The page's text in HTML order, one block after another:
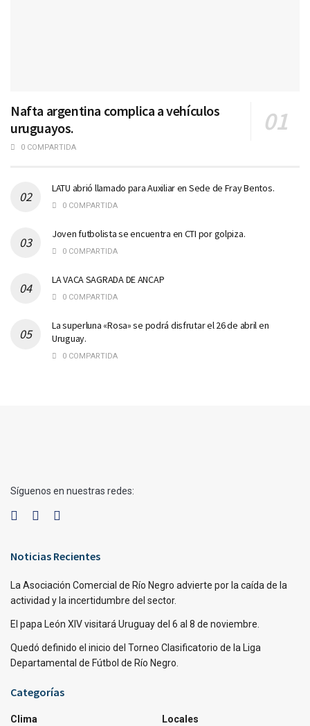
Nafta argentina complica a vehículos
uruguayos.
0 COMPARTIDA
LATU abrió llamado para Auxiliar en Sede de Fray Bentos.
0 COMPARTIDA
Joven futbolista se encuentra en CTI por golpiza.
0 COMPARTIDA
LA VACA SAGRADA DE ANCAP
0 COMPARTIDA
La superluna «Rosa» se podrá disfrutar el 26 de abril en
Uruguay.
0 COMPARTIDA
Síguenos en nuestras redes:
Noticias Recientes
La Asociación Comercial de Río Negro advierte por la caída de la
actividad y la incertidumbre del sector.
El papa León XIV visitará Uruguay del 6 al 8 de noviembre.
Quedó definido el inicio del Torneo Clasificatorio de la Liga
Departamental de Fútbol de Río Negro.
Categorías
Clima
Locales